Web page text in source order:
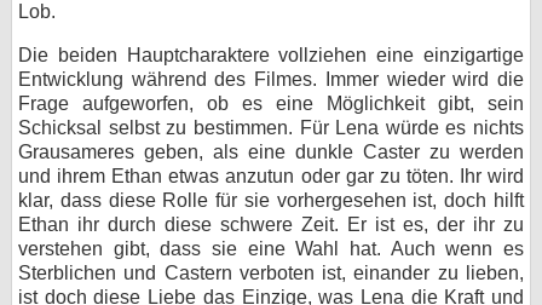
Lob.
Die beiden Hauptcharaktere vollziehen eine einzigartige
Entwicklung während des Filmes. Immer wieder wird die
Frage aufgeworfen, ob es eine Möglichkeit gibt, sein
Schicksal selbst zu bestimmen. Für Lena würde es nichts
Grausameres geben, als eine dunkle Caster zu werden
und ihrem Ethan etwas anzutun oder gar zu töten. Ihr wird
klar, dass diese Rolle für sie vorhergesehen ist, doch hilft
Ethan ihr durch diese schwere Zeit. Er ist es, der ihr zu
verstehen gibt, dass sie eine Wahl hat. Auch wenn es
Sterblichen und Castern verboten ist, einander zu lieben,
ist doch diese Liebe das Einzige, was Lena die Kraft und